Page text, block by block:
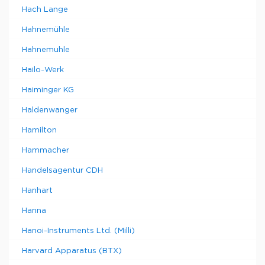
Hach Lange
Hahnemühle
Hahnemuhle
Hailo-Werk
Haiminger KG
Haldenwanger
Hamilton
Hammacher
Handelsagentur CDH
Hanhart
Hanna
Hanoi-Instruments Ltd. (Milli)
Harvard Apparatus (BTX)